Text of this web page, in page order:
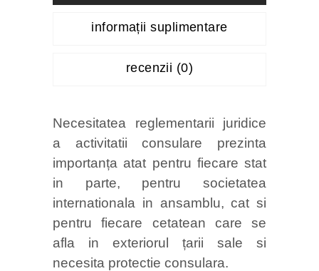
informații suplimentare
recenzii (0)
Necesitatea reglementarii juridice
a activitatii consulare prezinta
importanța atat pentru fiecare stat
in parte, pentru societatea
internationala in ansamblu, cat si
pentru fiecare cetatean care se
afla in exteriorul țarii sale si
necesita protectie consulara.